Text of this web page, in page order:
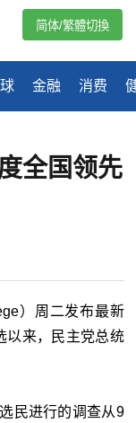
金融 消费
简体/繁體切換
全国领先
）周二发布最新
以来，民主党总统
民进行的调查从9